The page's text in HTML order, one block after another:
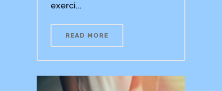
exerci...
READ MORE